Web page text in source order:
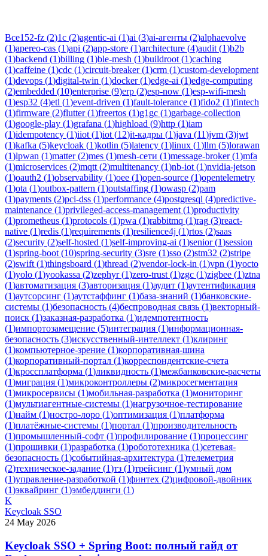
Все152-fz (2)1c (2)agentic-ai (1)ai (3)ai-агенты (2)alphaevolve
(1)apereo-cas (1)api (2)app-store (1)architecture (4)audit (1)b2b
(1)backend (1)billing (1)ble-mesh (1)buildroot (1)caching
(1)caffeine (1)cdc (1)circuit-breaker(1)crm (1)custom-development
(1)devops (1)digital-twin (1)docker(1)edge-ai (1)edge-computing
(2)embedded (10)enterprise (9)erp (2)esp-now (1)esp-wifi-mesh
(1)esp32 (4)etl (1)event-driven (1)fault-tolerance (1)fido2 (1)fintech
(1)firmware (2)flutter(1)freertos (1)g1gc (1)garbage-collection
(1)google-play (1)grafana (1)highload (9)http (1)iam
(1)idempotency (1)iiot (1)iot (12)it-кадры (1)java (11)jvm (3)jwt
(1)kafka (5)keycloak (1)kotlin (5)latency (1)linux (1)llm (5)lorawan
(1)lpwan (1)matter(2)mes (1)mesh-сети (1)message-broker(1)mfa
(1)microservices (2)mqtt (2)multitenancy (1)nb-iot (1)nvidia-jetson
(1)oauth2 (1)observability (1)oee (1)open-source (1)opentelemetry
(1)ota (1)outbox-pattern (1)outstaffing (1)owasp (2)pam
(1)payments (2)pci-dss (1)performance (4)postgresql (4)predictive-
maintenance (1)privileged-access-management (1)productivity
(1)prometheus (1)protocols (1)pwa (1)rabbitmq (1)rag (3)react-
native (1)redis (1)requirements (1)resilience4j (1)rtos (2)saas
(2)security (2)self-hosted (1)self-improving-ai (1)senior(1)session
(1)spring-boot (10)spring-security (3)sre (1)sso (2)stm32 (2)stripe
(2)swift (1)thingsboard (1)thread (2)vendor-lock-in (1)vpn (1)yocto
(1)yolo (1)yookassa (2)zephyr(1)zero-trust (1)zgc (1)zigbee (1)ztna
(1)автоматизация (3)авторизация (1)аудит (1)аутентификация
(1)аутсорсинг (1)аутстаффинг (1)база-знаний (1)банковские-
системы (1)безопасность (4)беспроводная связь (1)векторный-
поиск (1)заказная-разработка (1)идемпотентность
(1)импортозамещение (5)интеграция (1)информационная-
безопасность (3)искусственный-интеллект (1)клиринг
(1)компьютерное-зрение (1)корпоративная-шина
(1)корпоративный-портал (1)корреспондентские-счета
(1)кроссплатформа (1)ликвидность (1)межбанковские-расчеты
(1)миграция (1)микроконтроллеры (2)микросегментация
(1)микросервисы (1)мобильная-разработка (1)мониторинг
(1)мультиагентные-системы (1)нагрузочное-тестирование
(1)найм (1)ностро-лоро (1)оптимизация (1)платформа
(1)платёжные-системы (1)портал (1)производительность
(1)промышленный-софт (1)профилирование (1)процессинг
(1)прошивки (1)разработка (1)робототехника (1)сетевая-
безопасность (1)событийная-архитектура (1)телеметрия
(2)техническое-задание (1)тз (1)трейсинг (1)умный дом
(1)управление-разработкой (1)финтех (2)цифровой-двойник
(1)эквайринг (1)эмбеддинги (1)
K
Keycloak SSO
24 May 2026
Keycloak SSO + Spring Boot: полный гайд от